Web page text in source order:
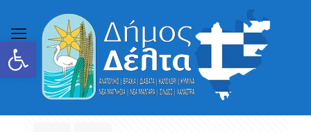
Ανοίξτε τη γραμμή εργαλείων